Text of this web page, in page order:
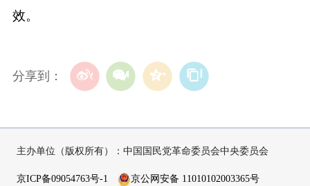
效。
分享到：
主办单位（版权所有）：中国国民党革命委员会中央委员会
京ICP备09054763号-1 京公网安备 11010102003365号